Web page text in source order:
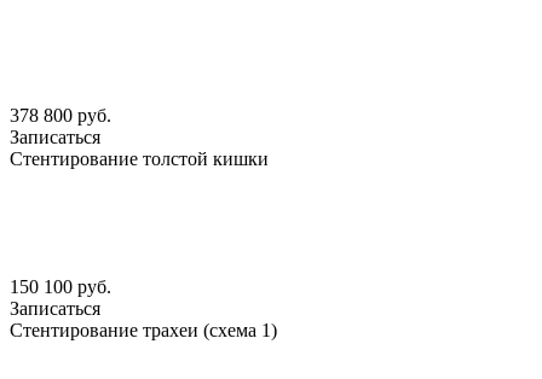
378 800 руб.
Записаться
Стентирование толстой кишки
150 100 руб.
Записаться
Стентирование трахеи (схема 1)